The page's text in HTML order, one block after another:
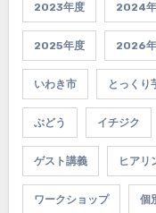
2023年度 2024年
2025年度 2026
いわき市 とっくり
ぶどう イチジク
ゲスト講義 ヒアリ
ワークショップ 個